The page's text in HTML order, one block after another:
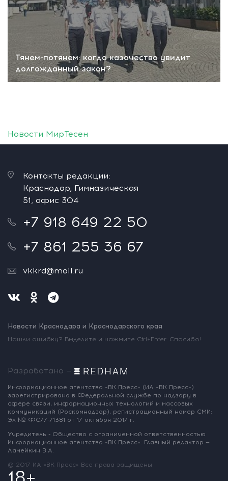
Тянем-потянем: когда казачество увидит
долгожданный закон?
Новости МирТесен
Контакты редакции:
Краснодар, Гимназическая
51, офис 304
+7 918 649 22 50
+7 861 255 36 67
vkkrd@mail.ru
Новости Краснодара и Краснодарского края
Нашли ошибку? Выделите и нажмите Ctrl+Enter. Спасибо!
Разработано —
Информационное агентство «ВК Пресс» (ИА «ВК Пресс»)
зарегистрировано в Федеральной службе по надзору в
сфере связи, информационных технологий и массовых
коммуникаций (Роскомнадзор), регистрационный номер СМИ:
Эл № ФС77-71381 от 17 октября 2017 г.
Учредитель - Общество с ограниченной ответственностью
Информационное агентство «ВК Пресс». Главный редактор —
Ламейкин В.А.
@ 2017 ИА «ВК Пресс» Все права защищены